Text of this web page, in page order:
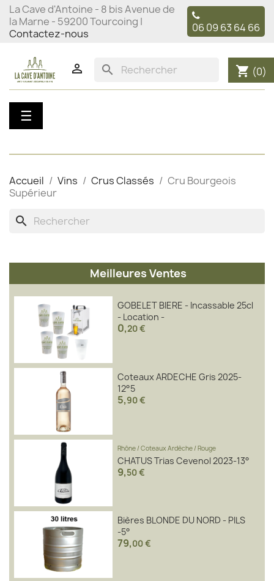
La Cave d'Antoine - 8 bis Avenue de
la Marne - 59200 Tourcoing |
Contactez-nous
06 09 63 64 66
 search shopping_cart (0)
Basculer
la
☰
Accueil Vins Crus Classés
Cru Bourgeois
Supérieur
search
Meilleures Ventes
GOBELET BIERE - Incassable 25cl
- Location -
0,20 €
Coteaux ARDECHE Gris 2025-
12°5
5,90 €
Rhône/Coteaux Ardèche/Rouge
CHATUS Trias Cevenol 2023-13°
9,50 €
Bières BLONDE DU NORD - PILS
-5°
79,00 €